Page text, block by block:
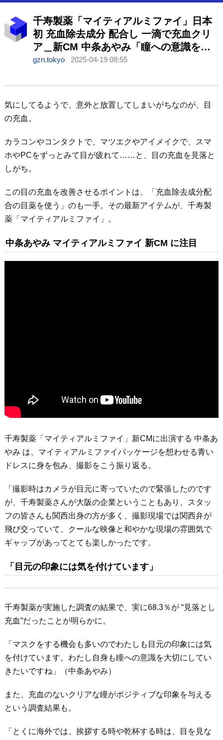
千寿製薬「マイティアルミファイ」日本
初 充血除去成分 配合し 一滴で充血クリ
ア＿新CM 中条あやみ「瞳への意識を大
切にしていきたい、肌の透明感も上が
gzn.tokyo 2025-04-19 08:55
気にしてるようで、意外と放置してしまいがちなのが、目
の充血。
カラコンやコンタクトで、マツエクやアイメイクで、スマ
ホやPCをずっとみて目が疲れて……と、目の充血を見落と
しがち。
この目の充血を改善させるポイントは、「充血除去成分配
合の目薬を使う」のも一手。その最新アイテムが、千寿製
薬「マイティアルミファイ」。
中条あやみ マイティアルミファイ 新CM に注目
千寿製薬「マイティアルミファイ」新CMに出演する 中条あ
やみ は、マイティアルミファイパッケージを想わせる青い
ドレスに身を包み、撮影をこう振り返る。
「撮影時はカメラが目元に寄っていたので緊張したのです
が、千寿製薬さんが大阪の企業ということもあり、スタッ
フの皆さんも関西出身の方が多く、撮影現場では関西弁が
飛び交っていて、クールな映像と和やかな現場の雰囲気で
ギャップがあってとても楽しかったです。
「目元の印象には気を付けています」
千寿製薬が実施した調査の結果で、実に68.3％が “見落とし
充血”だったことが明らかに。
「マスクをする機会も多いのでわたしも目元の印象には気
を付けています。わたし自身も瞳への意識を大切にしてい
きたいですね」（中条あやみ）
また、充血のないクリアな瞳がポジティブな印象を与える
という調査結果も。
「とくに海外では、挨拶する時や乾杯する時は、目を見な